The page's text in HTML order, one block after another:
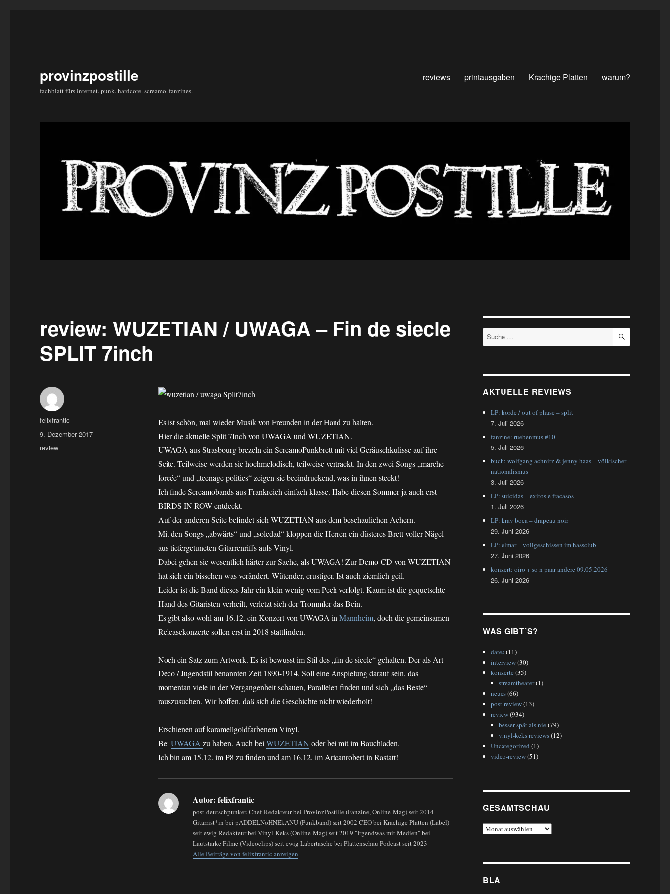
provinzpostille
fachblatt fürs internet. punk. hardcore. screamo. fanzines.
reviews printausgaben Krachige Platten warum?
review: WUZETIAN / UWAGA – Fin de siecle
SPLIT 7inch
Es ist schön, mal wieder Musik von Freunden in der Hand zu halten.
Hier die aktuelle Split 7Inch von UWAGA und WUZETIAN.
UWAGA aus Strasbourg brezeln ein ScreamoPunkbrett mit viel Geräuschkulisse auf ihre
Seite. Teilweise werden sie hochmelodisch, teilweise vertrackt. In den zwei Songs „marche
forcée“ und „teenage politics“ zeigen sie beeindruckend, was in ihnen steckt!
Ich finde Screamobands aus Frankreich einfach klasse. Habe diesen Sommer ja auch erst
BIRDS IN ROW entdeckt.
Auf der anderen Seite befindet sich WUZETIAN aus dem beschaulichen Achern.
Mit den Songs „abwärts“ und „soledad“ kloppen die Herren ein düsteres Brett voller Nägel
aus tiefergetuneten Gitarrenriffs aufs Vinyl.
Dabei gehen sie wesentlich härter zur Sache, als UWAGA! Zur Demo-CD von WUZETIAN
hat sich ein bisschen was verändert. Wütender, crustiger. Ist auch ziemlich geil.
Leider ist die Band dieses Jahr ein klein wenig vom Pech verfolgt. Kaum ist die gequetschte
Hand des Gitaristen verheilt, verletzt sich der Trommler das Bein.
Es gibt also wohl am 16.12. ein Konzert von UWAGA in Mannheim, doch die gemeinsamen
Releasekonzerte sollen erst in 2018 stattfinden.
Noch ein Satz zum Artwork. Es ist bewusst im Stil des „fin de siecle“ gehalten. Der als Art
Deco / Jugendstil benannten Zeit 1890-1914. Soll eine Anspielung darauf sein, das
momentan viele in der Vergangenheit schauen, Parallelen finden und sich „das Beste“
rauszusuchen. Wir hoffen, daß sich die Geschichte nicht wiederholt!
Erschienen auf karamellgoldfarbenem Vinyl.
Bei UWAGA zu haben. Auch bei WUZETIAN oder bei mit im Bauchladen.
Ich bin am 15.12. im P8 zu finden und am 16.12. im Artcanrobert in Rastatt!
Autor: felixfrantic
post-deutschpunker. Chef-Redakteur bei ProvinzPostille (Fanzine, Online-Mag) seit 2014
Gitarrist*in bei pADDELNoHNEkANU (Punkband) seit 2002 CEO bei Krachige Platten (Label)
seit ewig Redakteur bei Vinyl-Keks (Online-Mag) seit 2019 "Irgendwas mit Medien" bei
Lautstarke Filme (Videoclips) seit ewig Labertasche bei Plattenschau Podcast seit 2023
Alle Beiträge von felixfrantic anzeigen
Autor
felixfrantic
Veröffentlicht
9. Dezember 2017
Kategorien
review
Suche
nach:
SUCHEN
AKTUELLE REVIEWS
LP: horde / out of phase – split
7. Juli 2026
fanzine: ruebenmus #10
5. Juli 2026
buch: wolfgang achnitz & jenny haas – völkischer
nationalismus
3. Juli 2026
LP: suicidas – exitos e fracasos
1. Juli 2026
LP: krav boca – drapeau noir
29. Juni 2026
LP: elmar – vollgeschissen im hassclub
27. Juni 2026
konzert: oiro + so n paar andere 09.05.2026
26. Juni 2026
WAS GIBT’S?
dates(11)
interview(30)
konzerte (35)
streamtheater(1)
neues(66)
post-review(13)
review(934)
besser spät als nie (79)
vinyl-keks reviews(12)
Uncategorized (1)
video-review(51)
GESAMTSCHAU
gesamtschau
BLA